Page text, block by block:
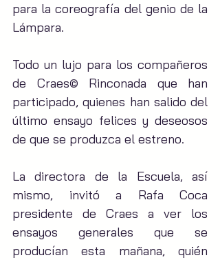
para la coreografía del genio de la
Lámpara.
Todo un lujo para los compañeros
de Craes© Rinconada que han
participado, quienes han salido del
último ensayo felices y deseosos
de que se produzca el estreno.
La directora de la Escuela, así
mismo, invitó a Rafa Coca
presidente de Craes a ver los
ensayos generales que se
producían esta mañana, quién